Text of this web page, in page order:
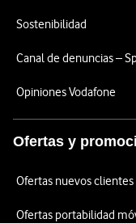
Sostenibilidad
Canal de denuncias –
Opiniones Vodafone
Ofertas y
Ofertas nuevos clientes
Ofertas portabilidad